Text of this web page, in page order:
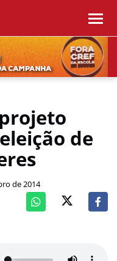
de
de 2014